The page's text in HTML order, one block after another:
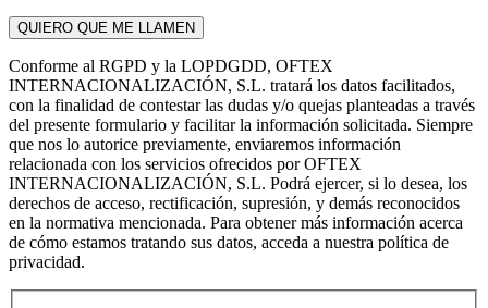
Conforme al RGPD y la LOPDGDD, OFTEX
INTERNACIONALIZACIÓN, S.L. tratará los datos facilitados,
con la finalidad de contestar las dudas y/o quejas planteadas a través
del presente formulario y facilitar la información solicitada. Siempre
que nos lo autorice previamente, enviaremos información
relacionada con los servicios ofrecidos por OFTEX
INTERNACIONALIZACIÓN, S.L. Podrá ejercer, si lo desea, los
derechos de acceso, rectificación, supresión, y demás reconocidos
en la normativa mencionada. Para obtener más información acerca
de cómo estamos tratando sus datos, acceda a nuestra política de
privacidad.